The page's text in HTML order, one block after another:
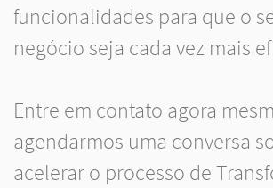
funcionalidades para que o
negócio seja cada vez mais
Entre em contato agora
agendarmos uma conversa
acelerar o processo de